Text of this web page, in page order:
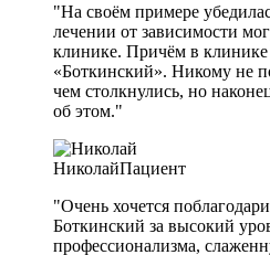
"На своём примере
лечении от зависимости
клинике. Причём в клинике
«Боткинский». Никому не
чем столкнулись, но
об этом."
НиколайПациент
"Очень хочется
Боткинский за высокий
профессионализма,